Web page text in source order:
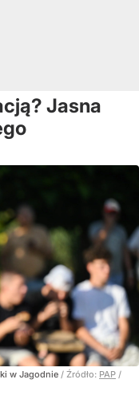
Jasna
w Jagodnie / Źródło: PAP /